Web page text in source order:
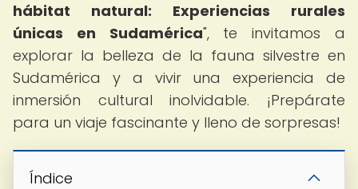
hábitat natural: Experiencias rurales
únicas en Sudamérica", te invitamos a
explorar la belleza de la fauna silvestre en
Sudamérica y a vivir una experiencia de
inmersión cultural inolvidable. ¡Prepárate
para un viaje fascinante y lleno de sorpresas!
Índice